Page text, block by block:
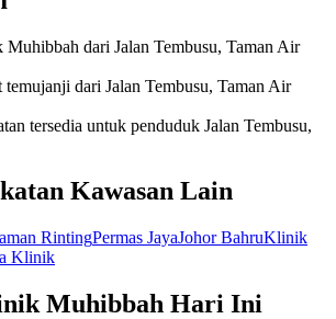
dari Jalan Tembusu, Taman Air
temujanji dari Jalan Tembusu, Taman Air
tersedia untuk penduduk Jalan Tembusu,
Kawasan Lain
RintingPermas JayaJohor BahruKlinik
Klinik
Muhibbah Hari Ini